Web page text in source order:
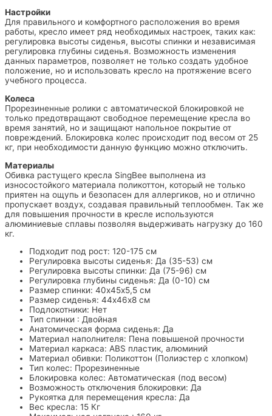
Настройки
Для правильного и комфортного расположения во время
работы, кресло имеет ряд необходимых настроек, таких как:
регулировка высоты сиденья, высоты спинки и независимая
регулировка глубины сиденья. Возможность изменения
данных параметров, позволяет не только создать удобное
положение, но и использовать кресло на протяжение всего
учебного процесса.
Колеса
Прорезиненные ролики с автоматической блокировкой не
только предотвращают свободное перемещение кресла во
время занятий, но и защищают напольное покрытие от
повреждений. Блокировка колес происходит под весом от 25
кг, при необходимости данную функцию можно отключить.
Материалы
Обивка растущего кресла SingBee выполнена из
износостойкого материала поликоттон, который не только
приятен на ощупь и безопасен для аллергиков, но и отлично
пропускает воздух, создавая правильный теплообмен. Так же
для повышения прочности в кресле используются
алюминиевые сплавы позволяя выдерживать нагрузку до 160
кг.
Подходит под рост: 120-175 см
Регулировка высоты сиденья: Да (35-53) см
Регулировка высоты спинки: Да (75-96) см
Регулировка глубины сиденья: Да (0-10) см
Размер спинки: 40х45х5,5 см
Размер сиденья: 44х46х8 см
Подлокотники: Нет
Тип спинки : Двойная
Анатомическая форма сиденья: Да
Материал наполнителя: Пена повышеной прочности
Материал каркаса: ABS пластик, алюминий
Материал обивки: Поликоттон (Полиэстер с хлопком)
Тип колес: Прорезиненные
Блокировка колес: Автоматическая (под весом)
Возможность отключения блокировки: Да
Рукоятка для перемещения кресла: Да
Вес кресла: 15 Кг